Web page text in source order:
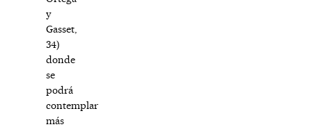
y
Gasset,
34)
donde
se
podrá
contemplar
más